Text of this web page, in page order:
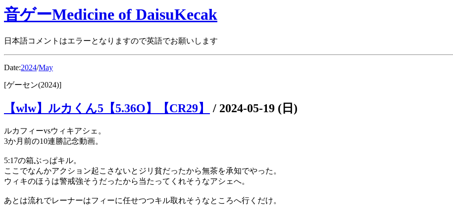
音ゲーMedicine of DaisuKecak
日本語コメントはエラーとなりますので英語でお願いします
Date:2024/May
[ゲーセン(2024)]
【wlw】ルカくん5【5.36O】【CR29】 / 2024-05-19 (日)
ルカフィーvsウィキアシェ。
3か月前の10連勝記念動画。
5:17の箱ぶっぱキル。
ここでなんかアクション起こさないとジリ貧だったから無茶を承知でやった。
ウィキのほうは警戒強そうだったから当たってくれそうなアシェへ。
あとは流れでレーナーはフィーに任せつつキル取れそうなところへ行くだけ。